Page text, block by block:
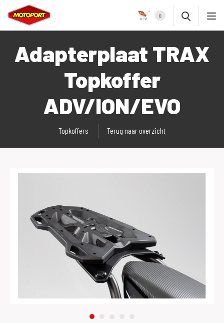
0
Adapterplaat TRAX
Topkoffer
ADV/ION/EVO
Topkoffers Terug naar overzicht